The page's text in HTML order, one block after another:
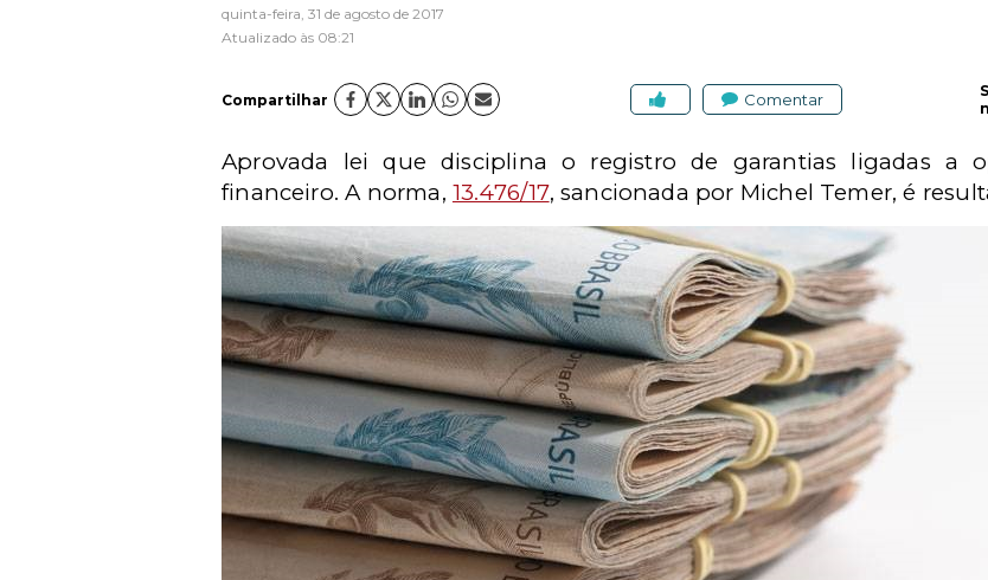
quinta-feira, 31 de agosto de 2017
Atualizado às 08:21
Compartilhar Comentar
Aprovada lei que disciplina o registro de garantias ligadas a
financeiro. A norma, 13.476/17, sancionada por Michel Temer, é